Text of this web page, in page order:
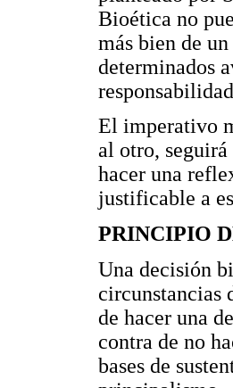
Bioética no
más bien de
determinados
El imperativo
al otro,
hacer una
justificable a
PRINCIPIO
Una decisión
circunstancias
de hacer una
contra de no
bases de